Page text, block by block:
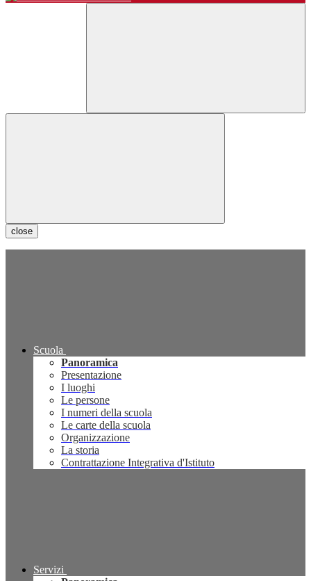
close
Scuola
Panoramica
Presentazione
I luoghi
Le persone
I numeri della scuola
Le carte della scuola
Organizzazione
La storia
Contrattazione Integrativa d'Istituto
Servizi